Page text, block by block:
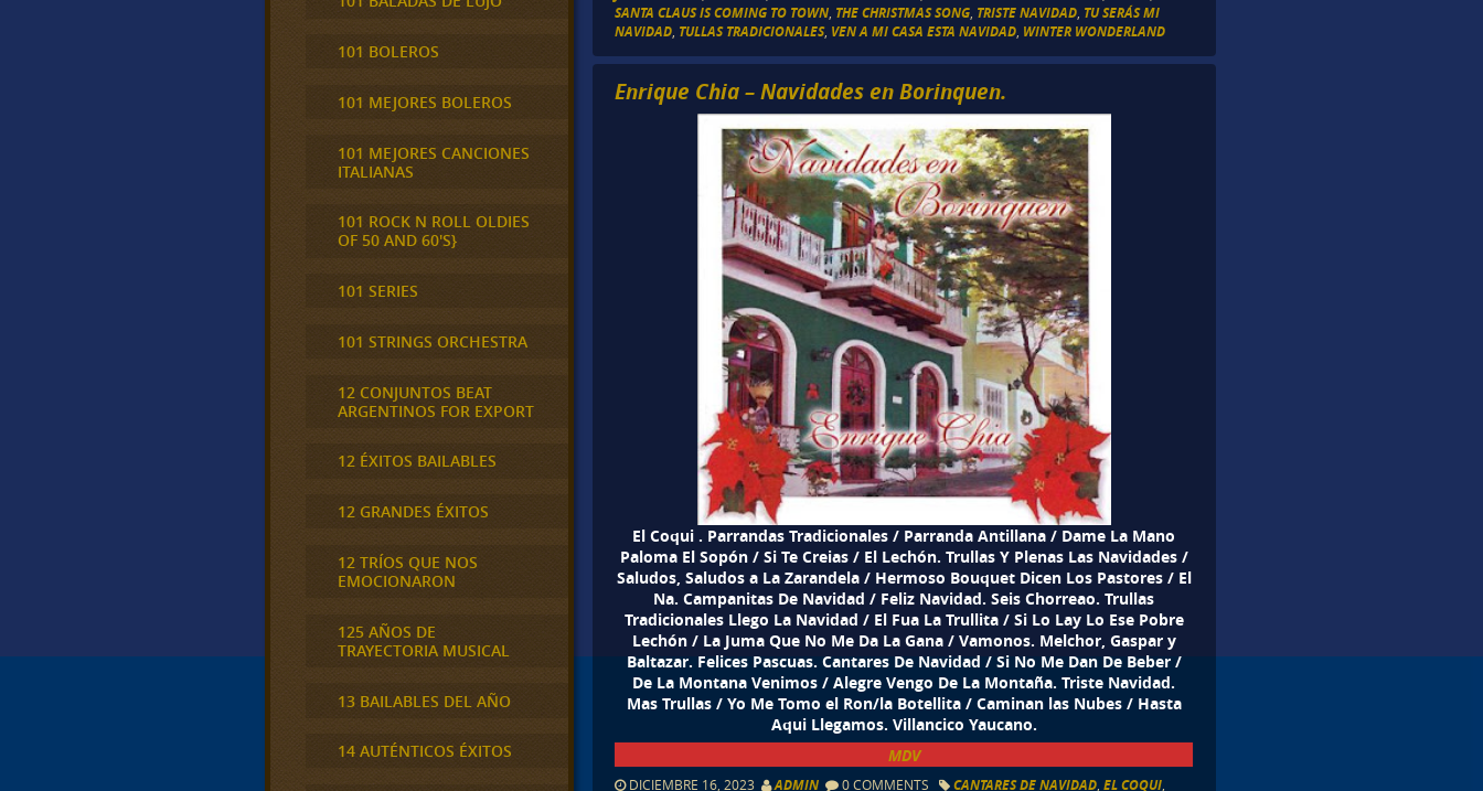
SANTA CLAUS IS COMING TO TOWN, THE CHRISTMAS SONG, TRISTE NAVIDAD, TU SERÁS MI
NAVIDAD, TULLAS TRADICIONALES, VEN A MI CASA ESTA NAVIDAD, WINTER WONDERLAND
Enrique Chia – Navidades en Borinquen.
El Coqui . Parrandas Tradicionales / Parranda Antillana / Dame La Mano
Paloma El Sopón / Si Te Creias / El Lechón. Trullas Y Plenas Las Navidades /
Saludos, Saludos a La Zarandela / Hermoso Bouquet Dicen Los Pastores / El
Na. Campanitas De Navidad / Feliz Navidad. Seis Chorreao. Trullas
Tradicionales Llego La Navidad / El Fua La Trullita / Si Lo Lay Lo Ese Pobre
Lechón / La Juma Que No Me Da La Gana / Vamonos. Melchor, Gaspar y
Baltazar. Felices Pascuas. Cantares De Navidad / Si No Me Dan De Beber /
De La Montana Venimos / Alegre Vengo De La Montaña. Triste Navidad.
Mas Trullas / Yo Me Tomo el Ron/la Botellita / Caminan las Nubes / Hasta
Aqui Llegamos. Villancico Yaucano.
MDV
DICIEMBRE 16, 2023 ADMIN 0 COMMENTS CANTARES DE NAVIDAD ,EL COQUI
101 BOLEROS
101 MEJORES BOLEROS
101 MEJORES CANCIONES
ITALIANAS
101 ROCK N ROLL OLDIES
OF 50 AND 60'S}
101 SERIES
101 STRINGS ORCHESTRA
12 CONJUNTOS BEAT
ARGENTINOS FOR EXPORT
12 ÉXITOS BAILABLES
12 GRANDES ÉXITOS
12 TRÍOS QUE NOS
EMOCIONARON
125 AÑOS DE
TRAYECTORIA MUSICAL
13 BAILABLES DEL AÑO
14 AUTÉNTICOS ÉXITOS